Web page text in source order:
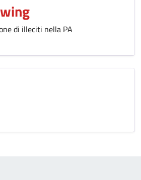
di illeciti nella PA